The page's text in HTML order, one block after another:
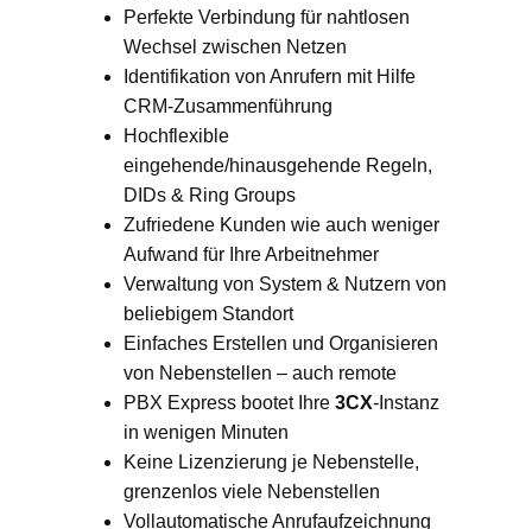
Perfekte Verbindung für nahtlosen
Wechsel zwischen Netzen
Identifikation von Anrufern mit Hilfe
CRM-Zusammenführung
Hochflexible
eingehende/hinausgehende Regeln,
DIDs & Ring Groups
Zufriedene Kunden wie auch weniger
Aufwand für Ihre Arbeitnehmer
Verwaltung von System & Nutzern von
beliebigem Standort
Einfaches Erstellen und Organisieren
von Nebenstellen – auch remote
PBX Express bootet Ihre 3CX-Instanz
in wenigen Minuten
Keine Lizenzierung je Nebenstelle,
grenzenlos viele Nebenstellen
Vollautomatische Anrufaufzeichnung